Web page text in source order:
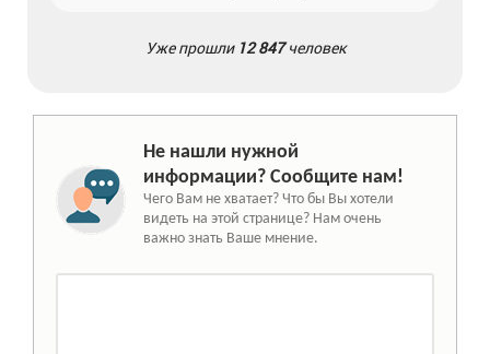
Уже прошли 12 847человек
Не нашли нужной
информации? Сообщите нам!
Чего Вам не хватает? Что бы Вы хотели
видеть на этой странице? Нам очень
важно знать Ваше мнение.